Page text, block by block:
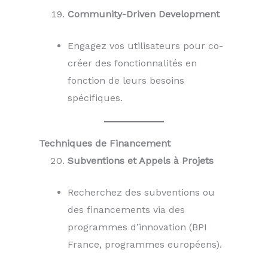
Community-Driven Development
Engagez vos utilisateurs pour co-
créer des fonctionnalités en
fonction de leurs besoins
spécifiques.
Techniques de Financement
Subventions et Appels à Projets
Recherchez des subventions ou
des financements via des
programmes d’innovation (BPI
France, programmes européens).